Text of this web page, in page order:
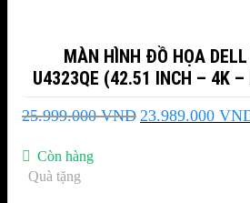
MÀN HÌNH ĐỒ HỌA
U4323QE (42.51 INCH – 4K –
– USB TYPEC – NETWORK
25.999.000VND Giá
23.989.000
Còn hàng
Quà tặng